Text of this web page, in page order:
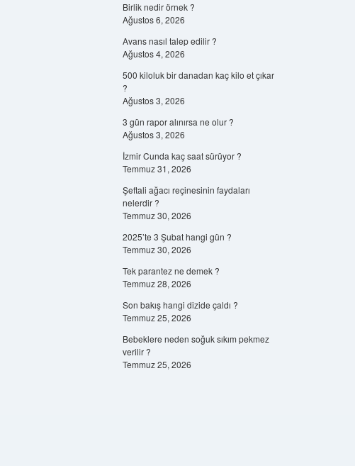
Birlik nedir örnek ?
Ağustos 6, 2026
Avans nasıl talep edilir ?
Ağustos 4, 2026
500 kiloluk bir danadan kaç kilo et çıkar
?
Ağustos 3, 2026
3 gün rapor alınırsa ne olur ?
Ağustos 3, 2026
İzmir Cunda kaç saat sürüyor ?
Temmuz 31, 2026
Şeftali ağacı reçinesinin faydaları
nelerdir ?
Temmuz 30, 2026
2025’te 3 Şubat hangi gün ?
Temmuz 30, 2026
Tek parantez ne demek ?
Temmuz 28, 2026
Son bakış hangi dizide çaldı ?
Temmuz 25, 2026
Bebeklere neden soğuk sıkım pekmez
verilir ?
Temmuz 25, 2026